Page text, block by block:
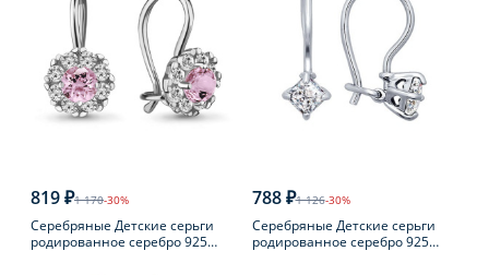
819 ₽1 170-30%
Серебряные Детские серьги
родированное серебро 925
788 ₽1 126-30%
Серебряные Детские серьги
родированное серебро 925